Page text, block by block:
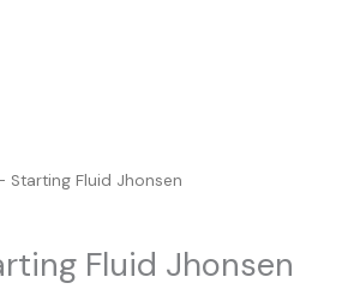
Starting Fluid Jhonsen
Fluid Jhonsen